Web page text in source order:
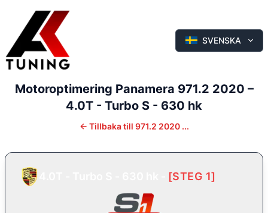
SVENSKA
Motoroptimering Panamera 971.2 2020 –
4.0T - Turbo S - 630 hk
← Tillbaka till 971.2 2020 ...
[STEG 1]